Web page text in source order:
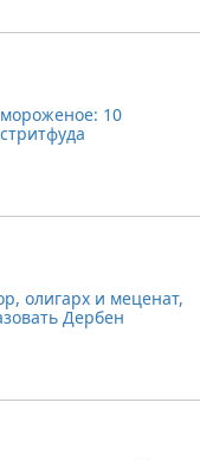
10
олигарх и меценат,
Дербен